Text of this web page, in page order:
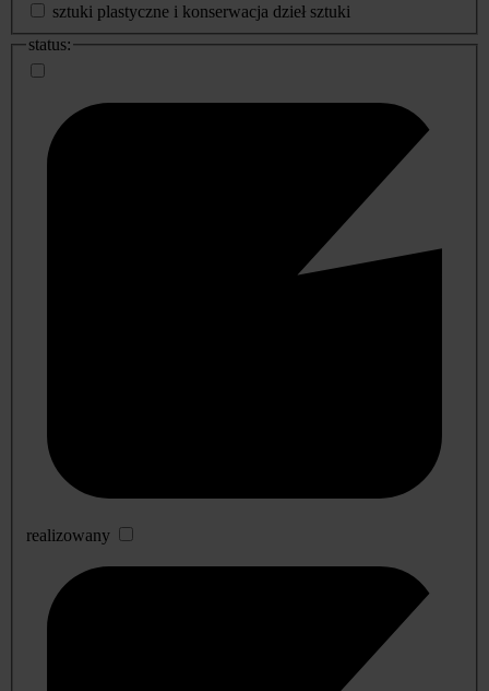
sztuki plastyczne i konserwacja dzieł sztuki
status:
realizowany